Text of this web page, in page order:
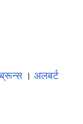
। अलबर्ट